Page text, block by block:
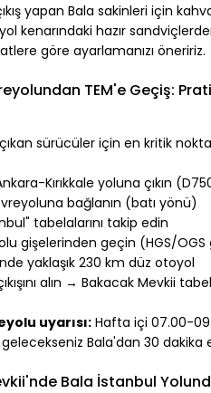
yapan Bala sakinleri için
kenarındaki hazır
göre ayarlamanızı öneririz.
TEM'e Geçiş:
sürücüler için en kritik
Kırıkkale yoluna çıkın
bağlanın (batı yönü)
tabelalarını takip edin
gişelerinden geçin (HGS/
yaklaşık 230 km düz otoyol
alın → Bakacak Mevkii
uyarısı: Hafta içi 07.00-
Bala'dan 30 dakika
Bala İstanbul